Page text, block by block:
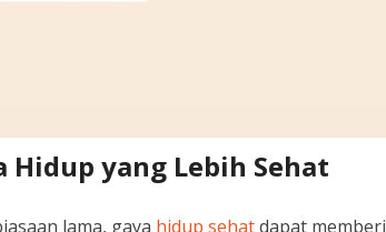
yang Lebih Sehat
lama, gaya hidup sehatdapat memberi